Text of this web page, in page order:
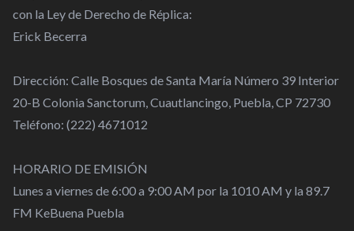
con la Ley de Derecho de Réplica:
Erick Becerra
Dirección: Calle Bosques de Santa María Número 39 Interior
20-B Colonia Sanctorum, Cuautlancingo, Puebla, CP 72730
Teléfono: (222) 4671012
HORARIO DE EMISIÓN
Lunes a viernes de 6:00 a 9:00 AM por la 1010 AM y la 89.7
FM KeBuena Puebla